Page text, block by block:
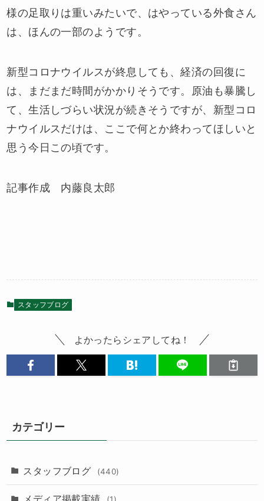
様の足取りは重いみたいで、はやっている外食さん
は、ほんの一部のようです。
新型コロナウイルスが終息しても、経済の回復に
は、まだまだ時間がかかりそうです。原油も暴騰し
て、生活しづらい状況が続きそうですが、新型コロ
ナウイルスだけは、ここで何とか終わってほしいと
思う今日この頃です。
記事作成 内藤良太郎
スタッフブログ
よかったらシェアしてね！
カテゴリー
スタッフブログ (440)
メディア掲載実績 (1)